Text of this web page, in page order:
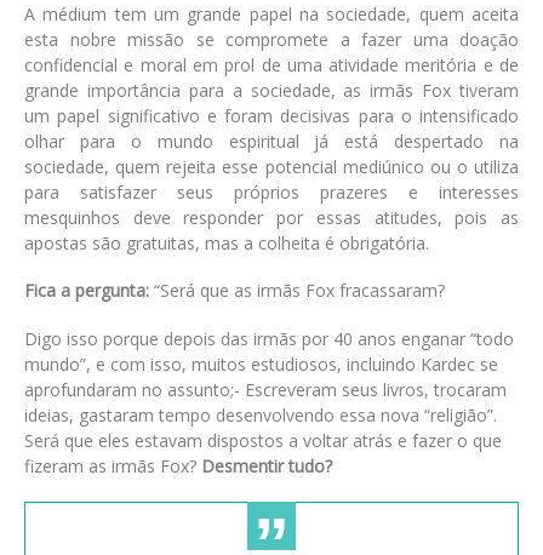
A médium tem um grande papel na sociedade, quem aceita
esta nobre missão se compromete a fazer uma doação
confidencial e moral em prol de uma atividade meritória e de
grande importância para a sociedade, as irmãs Fox tiveram
um papel significativo e foram decisivas para o intensificado
olhar para o mundo espiritual já está despertado na
sociedade, quem rejeita esse potencial mediúnico ou o utiliza
para satisfazer seus próprios prazeres e interesses
mesquinhos deve responder por essas atitudes, pois as
apostas são gratuitas, mas a colheita é obrigatória.
Fica a pergunta: “Será que as irmãs Fox fracassaram?
Digo isso porque depois das irmãs por 40 anos enganar “todo
mundo”, e com isso, muitos estudiosos, incluindo Kardec se
aprofundaram no assunto;- Escreveram seus livros, trocaram
ideias, gastaram tempo desenvolvendo essa nova “religião”.
Será que eles estavam dispostos a voltar atrás e fazer o que
fizeram as irmãs Fox? Desmentir tudo?